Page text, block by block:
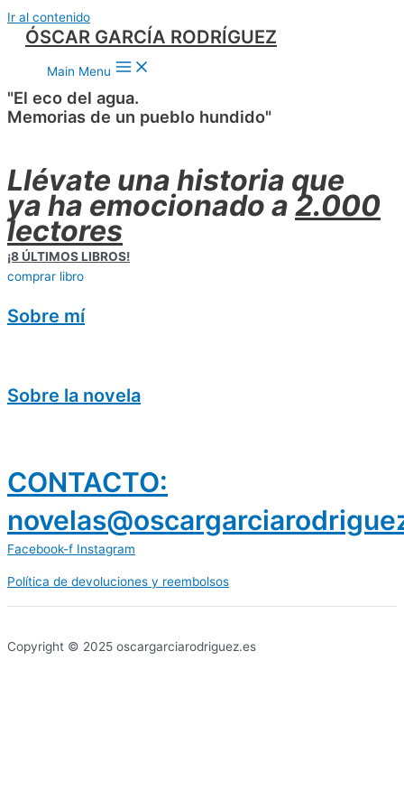
Ir al contenido
ÓSCAR GARCÍA RODRÍGUEZ
Main Menu
"El eco del agua.
Memorias de un pueblo hundido"
Llévate una historia que
ya ha emocionado a 2.000
lectores
¡8 ÚLTIMOS LIBROS!
comprar libro
Sobre mí
Sobre la novela
CONTACTO:
Facebook-f Instagram
Política de devoluciones y reembolsos
Copyright © 2025 oscargarciarodriguez.es